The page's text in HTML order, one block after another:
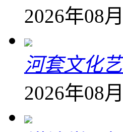
2026年08
河套文化
2026年08